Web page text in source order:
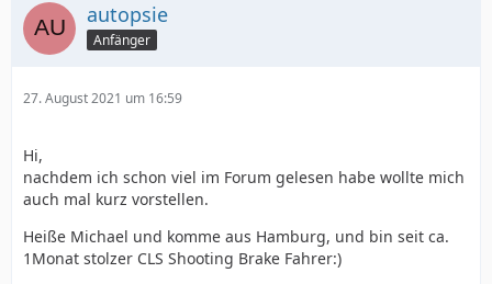
autopsie
Anfänger
27. August 2021 um 16:59
Hi,
nachdem ich schon viel im Forum gelesen habe wollte mich
auch mal kurz vorstellen.
Heiße Michael und komme aus Hamburg, und bin seit ca.
1Monat stolzer CLS Shooting Brake Fahrer:)